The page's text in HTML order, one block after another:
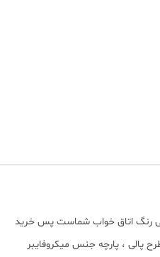
رنگ اتاق خواب شماست پس خرید
پالی ، پارچه جنس میکروفایبر